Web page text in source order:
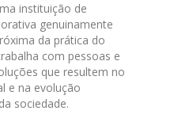
instituição de
genuinamente
da prática do
com pessoas e
que resultem no
e na evolução
sociedade.